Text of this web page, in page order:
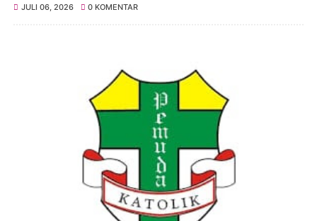
JULI 06, 2026 0 KOMENTAR